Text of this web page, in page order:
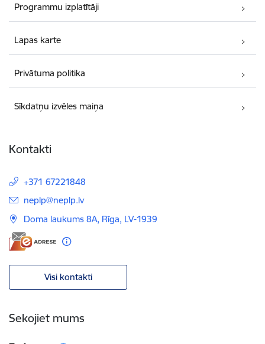
Programmu izplatītāji
Lapas karte
Privātuma politika
Sīkdatņu izvēles maiņa
Kontakti
+371 67221848
E-pasts:
neplp@neplp.lv
Doma laukums 8A, Rīga, LV-1939
Visi kontakti
Sekojiet mums